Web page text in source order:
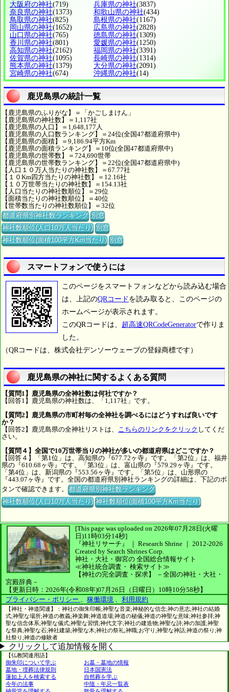
大阪府の神社(719) 兵庫県の神社(3837)
奈良県の神社(1373) 和歌山県の神社(434)
鳥取県の神社(825) 島根県の神社(1167)
岡山県の神社(1652) 広島県の神社(2828)
山口県の神社(765) 徳島県の神社(1309)
香川県の神社(801) 愛媛県の神社(1250)
高知県の神社(2162) 福岡県の神社(3391)
佐賀県の神社(1095) 長崎県の神社(1314)
熊本県の神社(1379) 大分県の神社(2091)
宮崎県の神社(674) 沖縄県の神社(14)
鹿児島県の統計一覧
【鹿児島県のふりがな】＝「かごしまけん」
【鹿児島県の神社数】＝1,117社
【鹿児島県の人口】＝1,648,177人
【鹿児島県の人口数ランキング】＝24位(全国47都道府県中)
【鹿児島県の面積】＝9,186.94平方Km
【鹿児島県の面積ランキング】＝10位(全国47都道府県中)
【鹿児島県の世帯数】＝724,690世帯
【鹿児島県の世帯数ランキング】＝22位(全国47都道府県中)
【人口１０万人当たりの神社数】＝67.77社
【１０Km四方当たりの神社数】＝12.16社
【１０万世帯当たりの神社数】＝154.13社
【人口当たりの神社数順位】＝29位
【面積当たりの神社数順位】＝40位
【世帯数当たりの神社数順位】＝32位
都道府県別神社数ランキング 別窓
神社数順位(人口10万人当たり) 別窓
神社数順位(面積100平方Km当たり) 別窓
スマートフォンで使うには
このページをスマートフォンなどから読み込む場合
は、上記のQRコード を読み取ると、このページの
ホームページが表示されます。
このQRコードは、 超高速QRCodeGeneratorで作りま
した。
（QRコードは、株式会社デンソーウェーブの登録商標です）
鹿児島県の神社に関するよくある質問
【質問1】鹿児島県の全神社数は何社ですか？
【回答1】鹿児島県の神社数は、「1,117社」です。
【質問2】鹿児島県の市町村毎の全神社を調べるにはどうすれば良いです
か？
【回答2】鹿児島県の全神社リストは、
こちらのリンクをクリック してくだ
さい。
【質問４】全国で10万世帯当りの神社が多いの都道府県はどこですか？
【回答４】「第1位」は、高知県の『677.72ヶ寺』です。「第2位」は、福井
県の『610.68ヶ寺』です。「第3位」は、富山県の『579.29ヶ寺』です。
「第4位」は、新潟県の『553.56ヶ寺』です。「第5位」は、山形県の
『443.07ヶ寺』です。全国の都道府県別神社ランキングの詳細は、下記のボ
タンで確認できます。都道府県別神社数ランキング
神社数順位(人口10万人当たり) 神社数順位(面積100平方Km当たり)
[This page was uploaded on 2026年07月28日(火曜
日)11時03分14秒]
『神社リサーチ』 ｜ Research Shrine ｜ 2012-2026
Created by Search Shrines Corp.
神社・大社・御宮の 全国総合情報サイト
≪神社統合調査・ 検索サイト≫
【神社の完全調査・探求】
－全国の神社・大社・
宮殿辞典－
【更新日時：2026年(令和08年)07月26日（日曜日）10時10分58秒】
プライバシー・ポリシー
稼働環境 利用規約
【神社・神道関連】：神社の御朱印帳;神聖な音楽;神秘的な信念;神の意志;神社の結婚
式;神聖な場所;神道の教義;神楽舞;神道道場;神道の秘儀;神道の神聖な意味;神社参拝;神
聖な信念体系;神聖な儀式;神聖な習慣;神代文字;神社の建造物;神聖な詩;神の加護;神聖
な祭典;神聖な石;神社建築;神聖な木;神社の祭礼;神職;お守り;神聖な神話;神道の祭り;神
社祭り;神道の修験者
クリックして追加情報を開く
【仏教関連用語】
御朱印について学ぶ
お墓・墓地の情報
墓地・埋葬法律規則
日本国憲法
蓮如上人を検索する
自然葬を学ぶ
今年の法事
中陰・年忌一覧表